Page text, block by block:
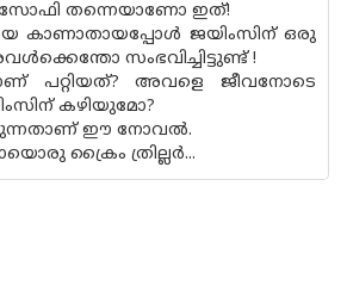
സോഫി തന്നെയാണോ ഇത്!
കാണാതായപ്പോൾ ജയിംസിന് ഒരു
സംഭവിച്ചിട്ടുണ്ട് !
പറ്റിയത്? അവളെ ജീവനോടെ
കഴിയുമോ?
ഈ നോവൽ.
ക്രൈം ത്രില്ലർ...